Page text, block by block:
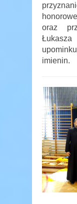
oraz
imienin.